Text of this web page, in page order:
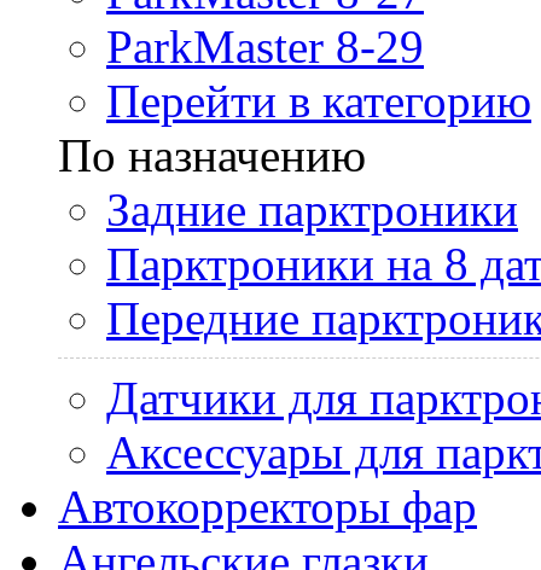
ParkMaster 8-29
Перейти в категорию
По назначению
Задние парктроники
Парктроники на 8
Передние
Датчики для
Аксессуары для
Автокорректоры фар